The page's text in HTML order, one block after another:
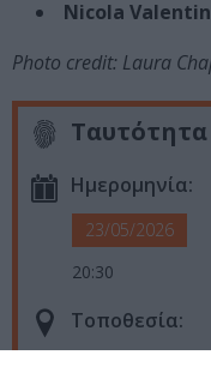
Nicola
Photo credit: Laura
Ημερομηνία:
23/05/2026
20:30
Τοποθεσία: